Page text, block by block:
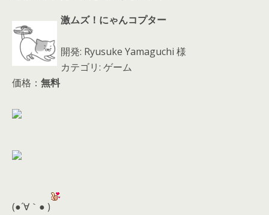
激ムズ！にゃんコプター
開発: Ryusuke Yamaguchi 様
カテゴリ: ゲーム
価格： 無料
(●´∀｀● )